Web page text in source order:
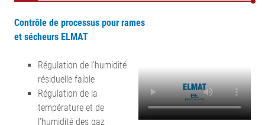
Contrôle de processus pour rames
et sécheurs ELMAT
Régulation de l'humidité
résiduelle faible
Régulation de la
température et de
l'humidité des gaz